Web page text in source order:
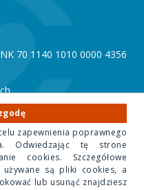
70 1140 1010 0000 4356
Zdrowia Dziecka"
zapewnienia poprawnego
Odwiedzając tę strone
cookies. Szczegółowe
są pliki cookies, a
lub usunąć znajdziesz